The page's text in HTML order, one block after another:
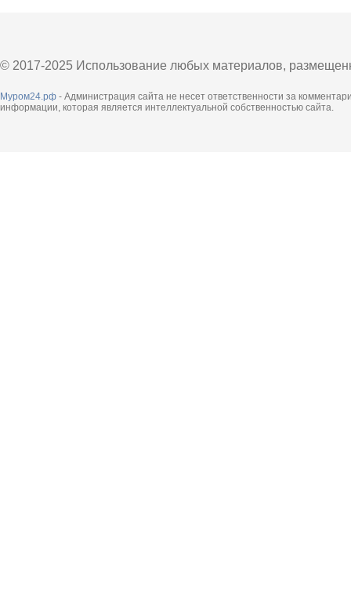
© 2017-2025 Использование любых материалов,
Муром24.рф - Администрация сайта не несет ответственности за
информации, которая является интеллектуальной собственностью сайта.